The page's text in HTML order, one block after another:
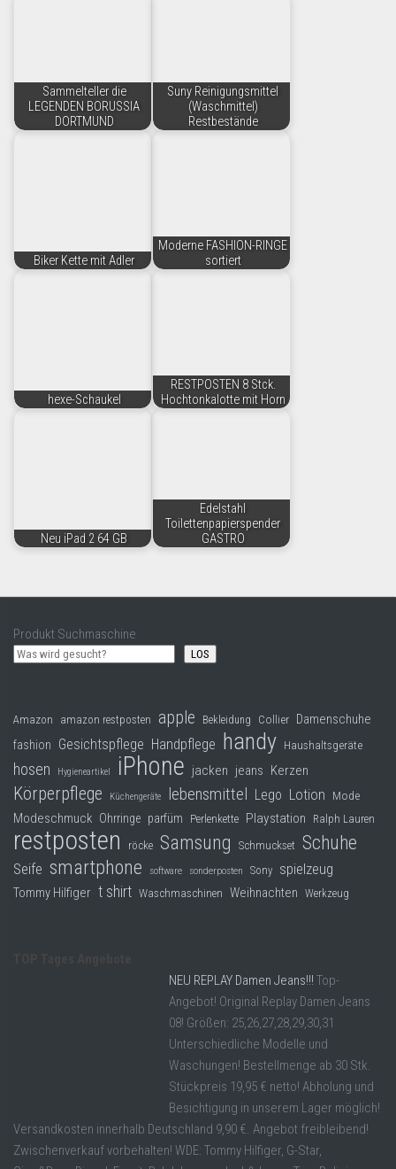
Sammelteller die
LEGENDEN BORUSSIA
DORTMUND
Suny Reinigungsmittel
(Waschmittel)
Restbestände
Biker Kette mit Adler
Moderne FASHION-RINGE
sortiert
hexe-Schaukel
RESTPOSTEN 8 Stck.
Hochtonkalotte mit Horn
Neu iPad 2 64 GB
Edelstahl
Toilettenpapierspender
GASTRO
Produkt Suchmaschine
LOS
Amazon amazon restposten apple Bekleidung Collier Damenschuhe
fashion Gesichtspflege Handpflege handy Haushaltsgeräte
hosen Hygieneartikel iPhone jacken jeans Kerzen
Körperpflege Küchengeräte lebensmittel Lego Lotion Mode
Modeschmuck Ohrringe parfüm Perlenkette Playstation Ralph Lauren
restposten röcke Samsung Schmuckset Schuhe
Seife smartphone software sonderposten Sony spielzeug
Tommy Hilfiger t shirt Waschmaschinen Weihnachten Werkzeug
NEU REPLAY Damen Jeans!!! Top-
Angebot! Original Replay Damen Jeans
08! Größen: 25,26,27,28,29,30,31
Unterschiedliche Modelle und
Waschungen! Bestellmenge ab 30 Stk.
Stückpreis 19,95 € netto! Abholung und
Besichtigung in unserem Lager möglich!
Versandkosten innerhalb Deutschland 9,90 €. Angebot freibleibend!
Zwischenverkauf vorbehalten! WDE: Tommy Hilfiger, G-Star,